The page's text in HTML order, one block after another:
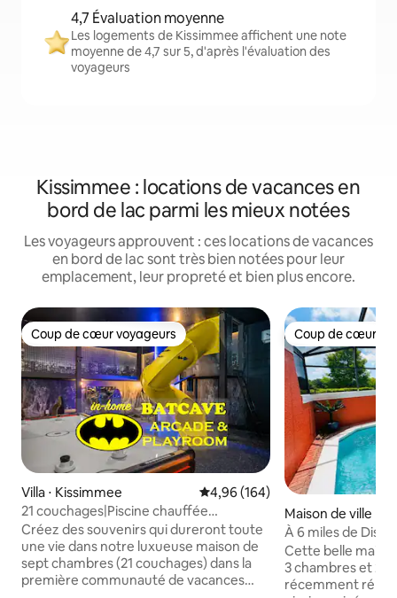
4,7 Évaluation moyenne
Les logements de Kissimmee affichent une note
moyenne de 4,7 sur 5, d'après l'évaluation des
voyageurs
Kissimmee : locations de vacances en
bord de lac parmi les mieux notées
Les voyageurs approuvent : ces locations de vacances
en bord de lac sont très bien notées pour leur
emplacement, leur propreté et bien plus encore.
Coup de cœur voyageurs
Coup de cœur voyageurs
Villa ⋅ Kissimmee Évaluation moyenne sur la
4,96 (164)
21 couchages|Piscine chauffée
gratuite|15 min de Disney|Jacuzzi
Créez des souvenirs qui dureront toute
une vie dans notre luxueuse maison de
sept chambres (21 couchages) dans la
première communauté de vacances
Coup de cœur
Coup de cœur
Maison de ville ⋅
À 6 miles de
Cette belle
3 chambres et 2,5
récemment